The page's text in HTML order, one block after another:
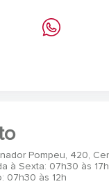
Pompeu, 420,
à Sexta: 07h30 às
07h30 às 12h